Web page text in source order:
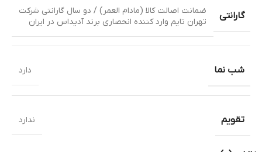
گارانتی
ضمانت اصالت کالا (مادام العمر) / دو سال گارانتی شرکت
تهران تایم وارد کننده انحصاری برند آدیداس در ایران
شب نما دارد
تقویم ندارد